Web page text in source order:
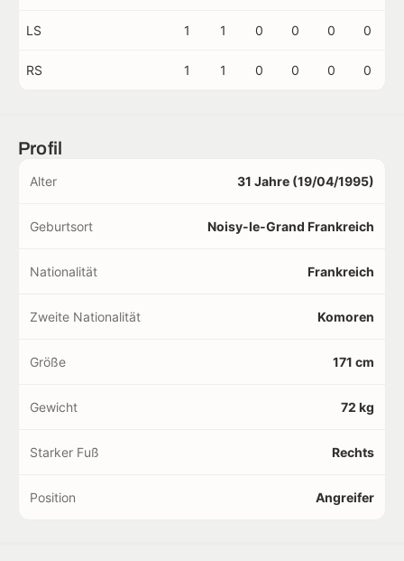
LS 1 1 0 0 0 0
RS 1 1 0 0 0 0
Profil
Alter 31 Jahre (19/04/1995)
Geburtsort Noisy-le-Grand Frankreich
Nationalität Frankreich
Zweite Nationalität Komoren
Größe 171 cm
Gewicht 72 kg
Starker Fuß Rechts
Position Angreifer